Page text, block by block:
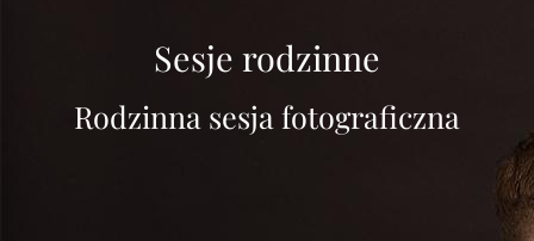
Sesje rodzinne
Rodzinna sesja fotograficzna